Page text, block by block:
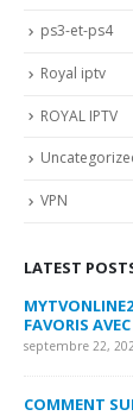
ps3-et-ps4
Royal iptv
ROYAL IPTV
VPN
LATEST
FAVORIS
septembre 22,
COMMENT